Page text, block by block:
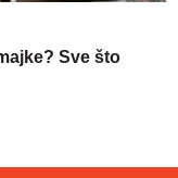
Sve što